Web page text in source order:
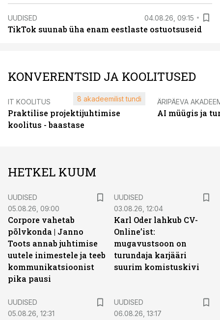
UUDISED 04.08.26, 09:15
TikTok suunab üha enam eestlaste ostuotsuseid
KONVERENTSID JA KOOLITUSED
IT KOOLITUS
Praktilise projektijuhtimise
koolitus - baastase
8 akadeemilist tundi ÄRIPÄEVA
AI müügis ja
HETKEL KUUM
UUDISED
05.08.26, 09:00
Corpore vahetab
põlvkonda | Janno
Toots annab juhtimise
uutele inimestele ja teeb
kommunikatsioonist
pika pausi
UUDISED
03.08.26, 12:04
Karl Oder lahkub CV-
Online’ist:
mugavustsoon on
turundaja karjääri
suurim komistuskivi
UUDISED
05.08.26, 12:31
UUDISED
06.08.26, 13:17